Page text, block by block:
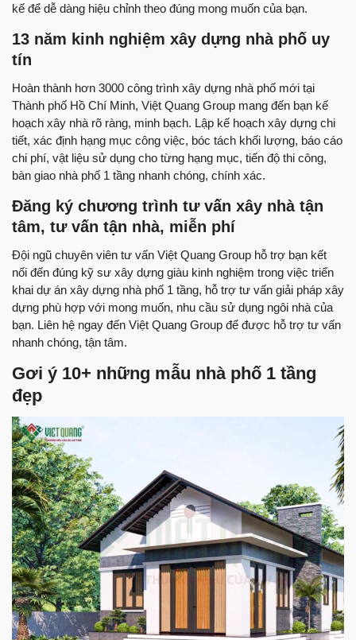
kế để dễ dàng hiệu chỉnh theo đúng mong muốn của bạn.
13 năm kinh nghiệm xây dựng nhà phố uy
tín
Hoàn thành hơn 3000 công trình xây dựng nhà phố mới tại
Thành phố Hồ Chí Minh, Việt Quang Group mang đến bạn kế
hoạch xây nhà rõ ràng, minh bạch. Lập kế hoạch xây dựng chi
tiết, xác định hạng mục công việc, bóc tách khối lượng, báo cáo
chi phí, vật liệu sử dụng cho từng hạng mục, tiến độ thi công,
bàn giao nhà phố 1 tầng nhanh chóng, chính xác.
Đăng ký chương trình tư vấn xây nhà tận
tâm, tư vấn tận nhà, miễn phí
Đội ngũ chuyên viên tư vấn Việt Quang Group hỗ trợ bạn kết
nối đến đúng kỹ sư xây dựng giàu kinh nghiệm trong việc triển
khai dự án xây dựng nhà phố 1 tầng, hỗ trợ tư vấn giải pháp xây
dựng phù hợp với mong muốn, nhu cầu sử dụng ngôi nhà của
bạn. Liên hệ ngay đến Việt Quang Group để được hỗ trợ tư vấn
nhanh chóng, tận tâm.
Gơi ý 10+ những mẫu nhà phố 1 tầng
đẹp